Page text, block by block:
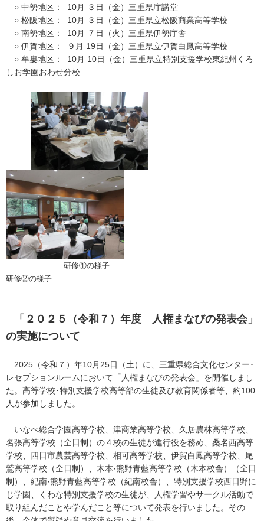
○ 中勢地区： 10月 ３日（金）三重県庁講堂
○ 松阪地区： 10月 ３日（金）三重県立松阪商業高等学校
○ 南勢地区： 10月 ７日（火）三重県伊勢庁舎
○ 伊賀地区： ９月 19日（金）三重県立伊賀白鳳高等学校
○ 牟婁地区： 10月 10日（金）三重県立特別支援学校東紀州くろ
しお学園おわせ分校
研修①の様子
研修②の様子
「２０２５（令和７）年度 人権まなびの発表会」
の実施について
2025（令和７）年10月25日（土）に、三重県総合文化センター･
レセプションルームにおいて「人権まなびの発表会」を開催しまし
た。高等学校･特別支援学校高等部の生徒及び教育関係者等、約100
人が参加しました。
いなべ総合学園高等学校、津商業高等学校、久居農林高等学校、
名張高等学校（全日制）の４校の生徒が進行役を務め、桑名西高等
学校、四日市農芸高等学校、相可高等学校、伊賀白鳳高等学校、尾
鷲高等学校（全日制）、木本·熊野青藍高等学校（木本校舎）（全日
制）、紀南·熊野青藍高等学校（紀南校舎）、特別支援学校西日野に
じ学園、くわな特別支援学校の生徒が、人権学習やサークル活動で
取り組んだことや学んだこと等について発表を行いました。その